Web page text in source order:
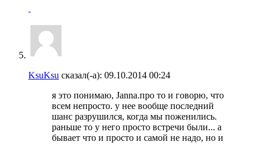
KsuKsu сказал(-а): 09.10.2014 00:24
я это понимаю, Janna.про то и говорю, что
всем непросто. у нее вообще последний
шанс разрушился, когда мы поженились.
раньше то у него просто встречи были... а
бывает что и просто и самой не надо, но и